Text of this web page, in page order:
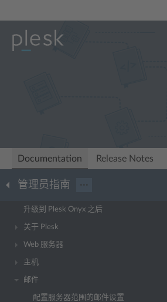
Documentation Release Notes
管理员指南 ···
升级到 Plesk Onyx 之后
关于 Plesk
Web 服务器
主机
邮件
配置服务器范围的邮件设置